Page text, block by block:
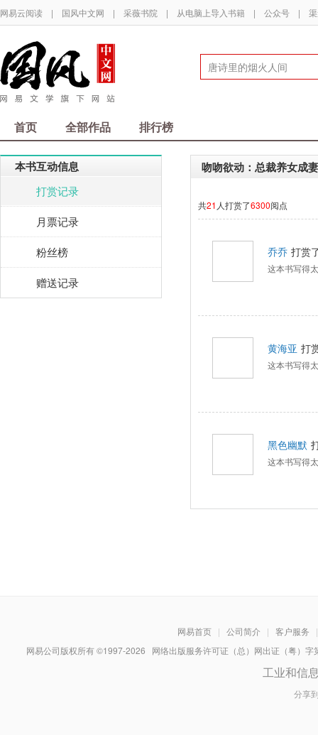
网易云阅读 | 国风中文网 | 采薇书院 | 从电脑上导入书籍 | 公众号 |
首页 全部作品 排行榜
本书互动信息
打赏记录
月票记录
粉丝榜
赠送记录
吻吻欲动：总裁养女成妻
共21 人打赏了6300阅点
乔乔 打赏
这本书写得
黄海亚 打
这本书写得
黑色幽默
这本书写得
网易首页 | 公司简介 | 客户服务
|
网易公司版权所有 ©1997-2026 网络出版服务许可证（总）网出证（粤）
工业和信
分享